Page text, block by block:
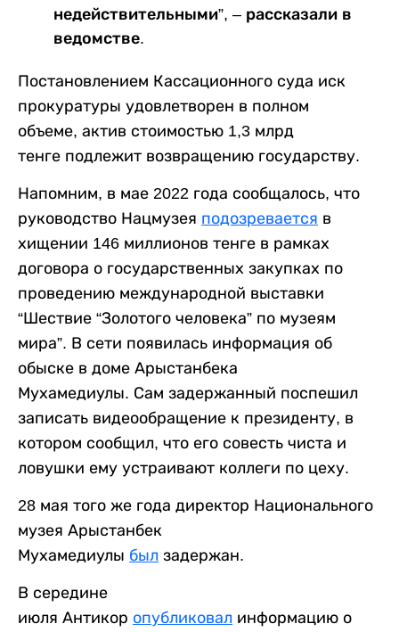
недействительными”, – рассказали в
ведомстве.
Постановлением Кассационного суда иск
прокуратуры удовлетворен в полном
объеме, актив стоимостью 1,3 млрд
тенге подлежит возвращению государству.
Напомним, в мае 2022 года сообщалось, что
руководство Нацмузея подозревается в
хищении 146 миллионов тенге в рамках
договора о государственных закупках по
проведению международной выставки
“Шествие “Золотого человека” по музеям
мира”. В сети появилась информация об
обыске в доме Арыстанбека
Мухамедиулы. Сам задержанный поспешил
записать видеообращение к президенту, в
котором сообщил, что его совесть чиста и
ловушки ему устраивают коллеги по цеху.
28 мая того же года директор Национального
музея Арыстанбек
Мухамедиулы был задержан.
В середине
июля Антикор опубликовал информацию о